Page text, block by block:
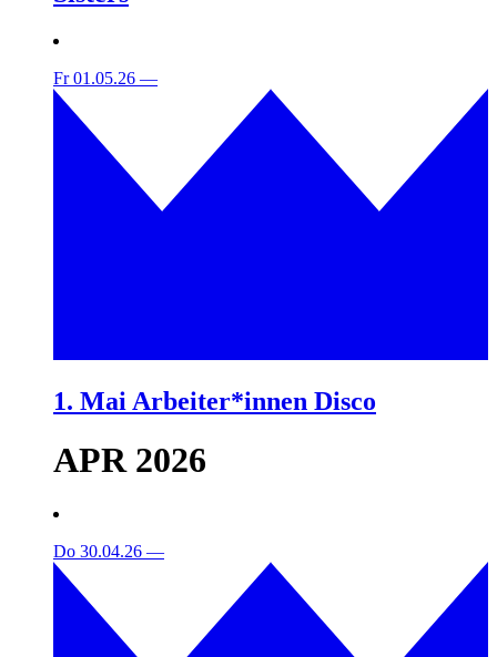
Fr 01.05.26 —
1. Mai Arbeiter*innen Disco
APR 2026
Do 30.04.26 —